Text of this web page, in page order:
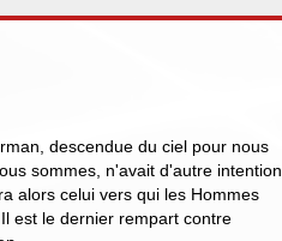
descendue du ciel pour nous
sommes, n'avait d'autre intention
alors celui vers qui les Hommes
est le dernier rempart contre